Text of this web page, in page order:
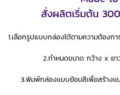
สั่งผลิตเริ่มต้น
1.เลือกรูปแบบกล่องได้ตามความต้องก
2.กำหนดขนาด กว้าง x ย
3.พิมพ์กล่องเเบบย้อมสีเพื่อสร้าง